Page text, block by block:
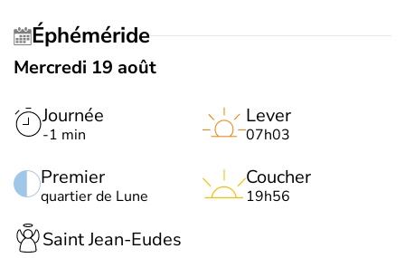
Éphéméride
Mercredi 19 août
Journée
-1 min
Premier
quartier de Lune
Lever
07h03
Coucher
19h56
Saint Jean-Eudes